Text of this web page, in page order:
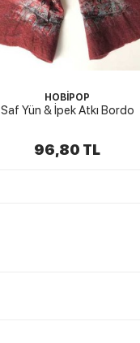
HOBİPOP
Saf Yün & İpek Atkı Bordo
96,80 TL